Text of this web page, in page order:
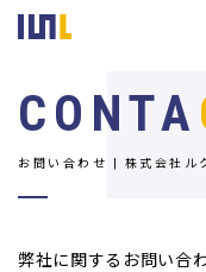
CONTA
お問い合わせ | 株式会社ル
弊社に関するお問い合